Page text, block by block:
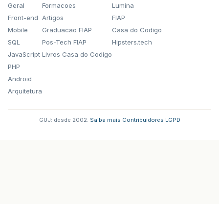
Geral
Front-end
Mobile
SQL
JavaScript
PHP
Android
Arquitetura
Formacoes
Artigos
Graduacao FIAP
Pos-Tech FIAP
Livros Casa do Codigo
Lumina
FIAP
Casa do Codigo
Hipsters.tech
GUJ: desde 2002. Saiba mais Contribuidores LGPD